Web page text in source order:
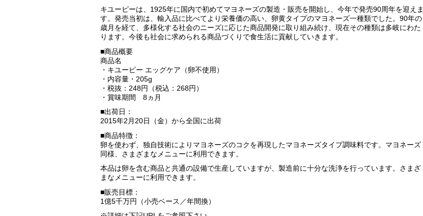
キユーピーは、1925年に国内で初めてマヨネーズの製造・販売を開始し、今年で発売90周年を迎えま
す。発売当初は、輸入品に比べてより栄養価の高い、卵黄タイプのマヨネーズ一種類でした。90年の
歳月を経て、多様化する社会のニーズに応じた商品開発に取り組み続け、現在その種類は多岐にわた
ります。今後も社会に求められる商品づくりで食生活に貢献していきます。
■商品概要
商品名
・キユーピー エッグケア（卵不使用）
・内容量・205g
・税抜：248円（税込：268円）
・賞味期間 8ヵ月
■出荷日：
2015年2月20日（金）から全国に出荷
■商品特徴：
卵を使わず、独自技術によりマヨネーズのコクを再現したマヨネーズタイプ調味料です。マヨネーズ
同様、さまざまなメニューに利用できます。
本品は卵を含む商品と共通の設備で生産していますが、製造前に十分な洗浄を行っています。さまざ
まなメニューに利用できます。
■販売目標：
1億5千万円（小売ベース／年間換）